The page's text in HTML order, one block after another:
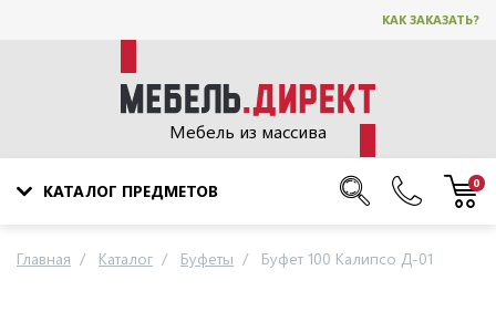
КАК ЗАКАЗАТЬ?
Мебель из массива
КАТАЛОГ ПРЕДМЕТОВ 0
Главная Каталог Буфеты Буфет 100 Калипсо Д-01